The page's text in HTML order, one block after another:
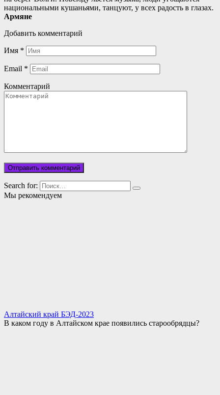
национальными кушаньями, танцуют, у всех радость в глазах.
Армяне
Добавить комментарий
Имя *
Email *
Комментарий
Search for:
Мы рекомендуем
Алтайский край БЭД-2023
В каком году в Алтайском крае появились старообрядцы?